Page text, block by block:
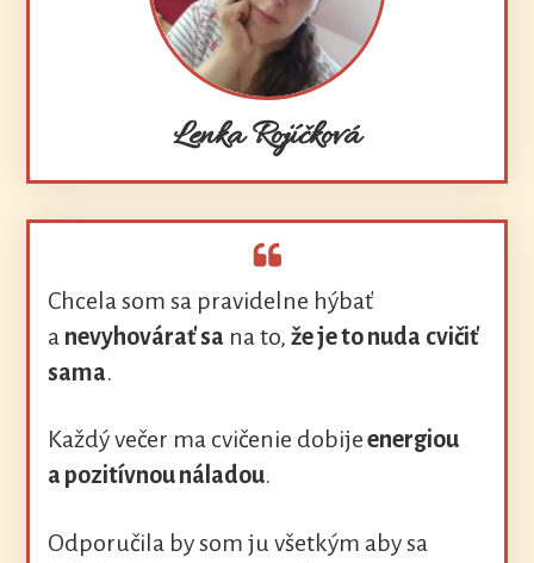
Lenka Rojíčková
Chcela som sa pravidelne hýbať
a nevyhovárať sa na to,že je to nuda cvičiť
sama.
Každý večer ma cvičenie dobijeenergiou
a pozitívnou náladou.
Odporučila by som ju všetkým aby sa